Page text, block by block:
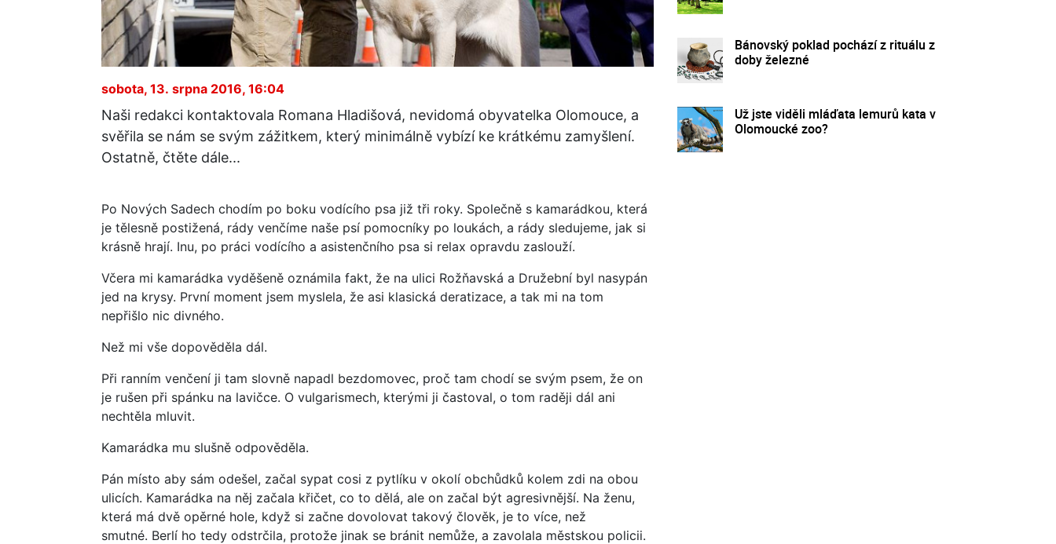
sobota, 13. srpna 2016, 16:04
Naši redakci kontaktovala Romana Hladišová, nevidomá obyvatelka Olomouce, a
svěřila se nám se svým zážitkem, který minimálně vybízí ke krátkému zamyšlení.
Ostatně, čtěte dále...
Po Nových Sadech chodím po boku vodícího psa již tři roky. Společně s kamarádkou, která
je tělesně postižená, rády venčíme naše psí pomocníky po loukách, a rády sledujeme, jak si
krásně hrají. Inu, po práci vodícího a asistenčního psa si relax opravdu zaslouží.
Včera mi kamarádka vyděšeně oznámila fakt, že na ulici Rožňavská a Družební byl nasypán
jed na krysy. První moment jsem myslela, že asi klasická deratizace, a tak mi na tom
nepřišlo nic divného.
Než mi vše dopověděla dál.
Při ranním venčení ji tam slovně napadl bezdomovec, proč tam chodí se svým psem, že on
je rušen při spánku na lavičce. O vulgarismech, kterými ji častoval, o tom raději dál ani
nechtěla mluvit.
Kamarádka mu slušně odpověděla.
Pán místo aby sám odešel, začal sypat cosi z pytlíku v okolí obchůdků kolem zdi na obou
ulicích. Kamarádka na něj začala křičet, co to dělá, ale on začal být agresivnější. Na ženu,
která má dvě opěrné hole, když si začne dovolovat takový člověk, je to více, než
smutné. Berlí ho tedy odstrčila, protože jinak se bránit nemůže, a zavolala městskou policii.
Bánovský poklad pochází z rituálu z
doby železné
Už jste viděli mláďata lemurů kata v
Olomoucké zoo?